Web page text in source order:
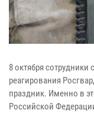
8 октября
реагирования
праздник. Именно в
Российской